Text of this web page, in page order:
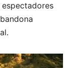
espectadores